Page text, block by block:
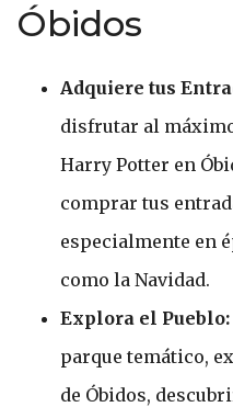
Óbidos
Adquiere tus
disfrutar al
Harry Potter en
comprar tus
especialmente en
como la Navidad.
Explora el Pueblo:
parque temático,
de Óbidos,